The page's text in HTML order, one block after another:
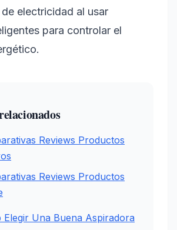
electricidad al usar
para controlar el
Reviews Productos
Reviews Productos
Elegir Una Buena Aspiradora